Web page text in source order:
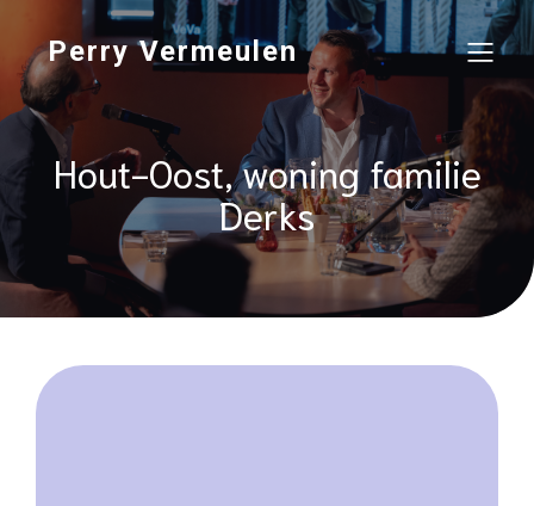
Perry Vermeulen
Hout-Oost, woning familie
Derks